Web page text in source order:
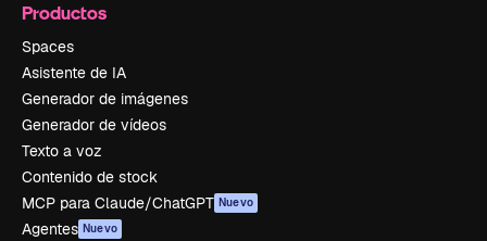
Productos
Spaces
Asistente de IA
Generador de imágenes
Generador de vídeos
Texto a voz
Contenido de stock
MCP para Claude/ChatGPT Nuevo
Agentes Nuevo